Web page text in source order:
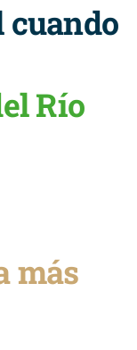
cuando
Río
más